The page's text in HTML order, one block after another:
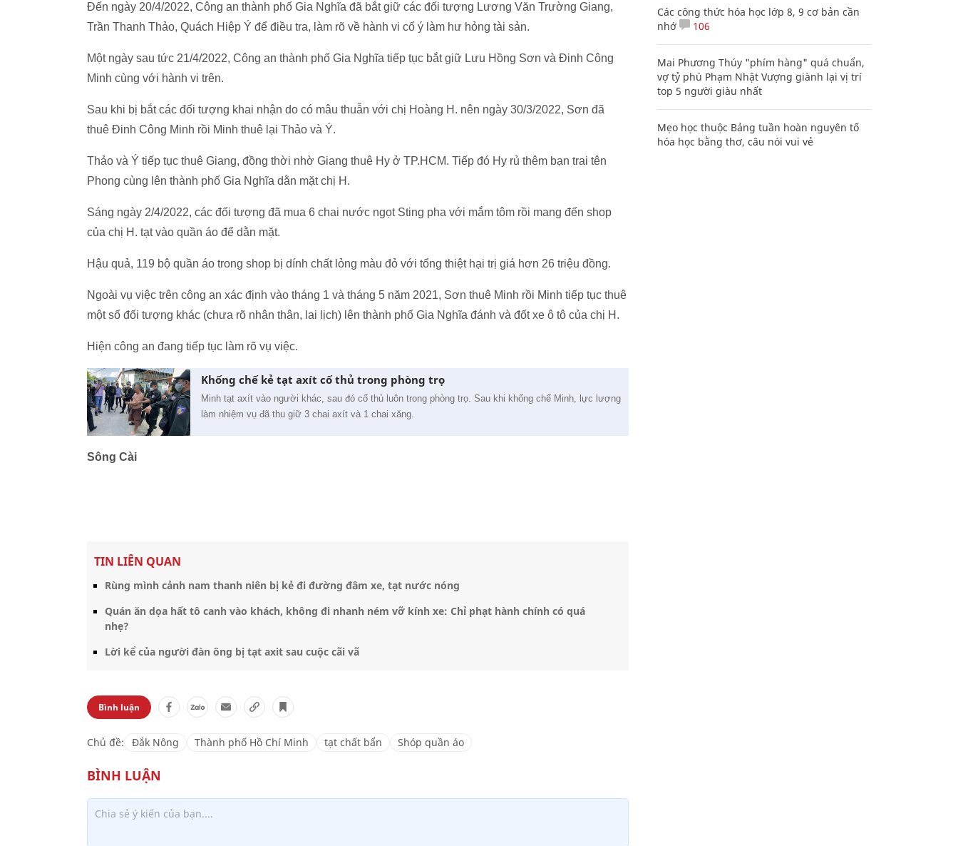
Đến ngày 20/4/2022, Công an thành phố Gia Nghĩa đã bắt giữ các đối tượng Lương Văn Trường Giang,
Trần Thanh Thảo, Quách Hiệp Ý để điều tra, làm rõ về hành vi cố ý làm hư hỏng tài sản.
Một ngày sau tức 21/4/2022, Công an thành phố Gia Nghĩa tiếp tục bắt giữ Lưu Hồng Sơn và Đinh Công
Minh cùng với hành vi trên.
Sau khi bị bắt các đối tượng khai nhận do có mâu thuẫn với chị Hoàng H. nên ngày 30/3/2022, Sơn đã
thuê Đinh Công Minh rồi Minh thuê lại Thảo và Ý.
Thảo và Ý tiếp tục thuê Giang, đồng thời nhờ Giang thuê Hy ở TP.HCM. Tiếp đó Hy rủ thêm bạn trai tên
Phong cùng lên thành phố Gia Nghĩa dằn mặt chị H.
Sáng ngày 2/4/2022, các đối tượng đã mua 6 chai nước ngọt Sting pha với mắm tôm rồi mang đến shop
của chị H. tạt vào quần áo để dằn mặt.
Hậu quả, 119 bộ quần áo trong shop bị dính chất lỏng màu đỏ với tổng thiệt hại trị giá hơn 26 triệu đồng.
Ngoài vụ việc trên công an xác định vào tháng 1 và tháng 5 năm 2021, Sơn thuê Minh rồi Minh tiếp tục thuê
một số đối tượng khác (chưa rõ nhân thân, lai lịch) lên thành phố Gia Nghĩa đánh và đốt xe ô tô của chị H.
Hiện công an đang tiếp tục làm rõ vụ việc.
Khống chế kẻ tạt axít cố thủ trong phòng trọ
Minh tạt axít vào người khác, sau đó cố thủ luôn trong phòng trọ. Sau khi khống chế Minh, lực lượng
làm nhiệm vụ đã thu giữ 3 chai axít và 1 chai xăng.
Sông Cài
TIN LIÊN QUAN
Rùng mình cảnh nam thanh niên bị kẻ đi đường đâm xe, tạt nước nóng
Quán ăn dọa hất tô canh vào khách, không đi nhanh ném vỡ kính xe: Chỉ phạt hành chính có quá
nhẹ?
Lời kể của người đàn ông bị tạt axit sau cuộc cãi vã
Bình luận
Chủ đề: Đắk Nông Thành phố Hồ Chí Minh tạt chất bẩn Shóp quần áo
Các công thức hóa học lớp 8, 9 cơ bản cần
nhớ
106
Mai Phương Thúy "phím hàng" quá chuẩn,
vợ tỷ phú Phạm Nhật Vượng giành lại vị trí
top 5 người giàu nhất
Mẹo học thuộc Bảng tuần hoàn nguyên tố
hóa học bằng thơ, câu nói vui vẻ